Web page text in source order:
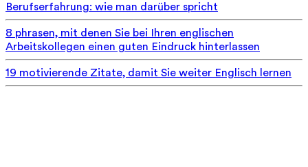
Berufserfahrung: wie man darüber spricht
8 phrasen, mit denen Sie bei Ihren englischen
Arbeitskollegen einen guten Eindruck hinterlassen
19 motivierende Zitate, damit Sie weiter Englisch lernen